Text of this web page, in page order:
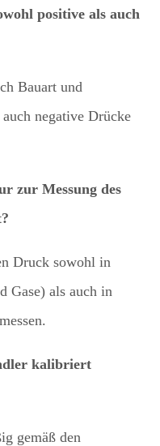
positive als auch
Bauart und
negative Drücke
zur Messung des
Druck sowohl in
Gase) als auch in
kalibriert
gemäß den